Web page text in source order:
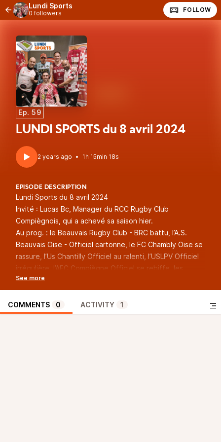
Lundi Sports
0 followers FOLLOW
Ep. 59
LUNDI SPORTS du 8 avril 2024
2 years ago • 1h 15min 18s
EPISODE DESCRIPTION
Lundi Sports du 8 avril 2024
Invité : Lucas Bc, Manager du RCC Rugby Club
Compiègnois, qui a achevé sa saison hier.
Au prog. : le Beauvais Rugby Club - BRC battu, l’A.S.
Beauvais Oise - Officiel cartonne, le FC Chambly Oise se
rassure, l’Us Chantilly Officiel au ralenti, l’USLPV Officiel
irrégulière, l’AFC Compiègne Officiel se rebiffe, les
résultats en U19 Nat., R1 (Us Saint Maximin Football, CS
Chaumontois, US Choisy Au Bac, USM Senlis Officiel…) et
R1F (Féminines de l’ASBO), Madeleine Malonga aux JO à
99 %, la DN1 du CC Nogent sur Oise pas en réussite,
COMMENTS 0 ACTIVITY 1